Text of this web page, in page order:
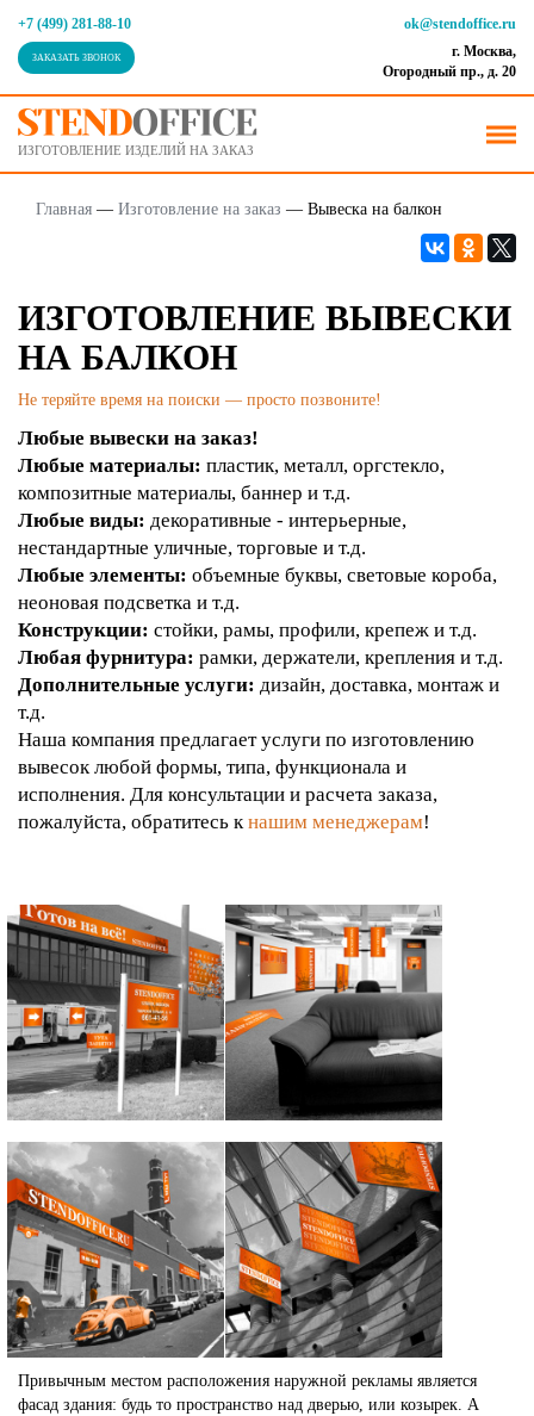
+7 (499) 281-88-10
ЗАКАЗАТЬ ЗВОНОК
ok@stendoffice.ru
г. Москва,
Огородный пр., д. 20
ИЗГОТОВЛЕНИЕ ИЗДЕЛИЙ НА ЗАКАЗ
Главная — Изготовление на заказ — Вывеска на балкон
ИЗГОТОВЛЕНИЕ ВЫВЕСКИ
НА БАЛКОН
Не теряйте время на поиски — просто позвоните!
Любые вывески на заказ!
Любые материалы: пластик, металл, оргстекло,
композитные материалы, баннер и т.д.
Любые виды: декоративные - интерьерные,
нестандартные уличные, торговые и т.д.
Любые элементы: объемные буквы, световые короба,
неоновая подсветка и т.д.
Конструкции: стойки, рамы, профили, крепеж и т.д.
Любая фурнитура: рамки, держатели, крепления и т.д.
Дополнительные услуги: дизайн, доставка, монтаж и
т.д.
Наша компания предлагает услуги по изготовлению
вывесок любой формы, типа, функционала и
исполнения. Для консультации и расчета заказа,
пожалуйста, обратитесь кнашим менеджерам!
Привычным местом расположения наружной рекламы является
фасад здания: будь то пространство над дверью, или козырек. А